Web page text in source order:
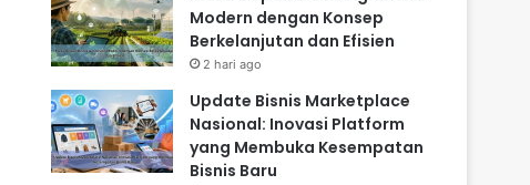
Modern dengan Konsep
Berkelanjutan dan Efisien
2 hari ago
Update Bisnis Marketplace
Nasional: Inovasi Platform
yang Membuka Kesempatan
Bisnis Baru